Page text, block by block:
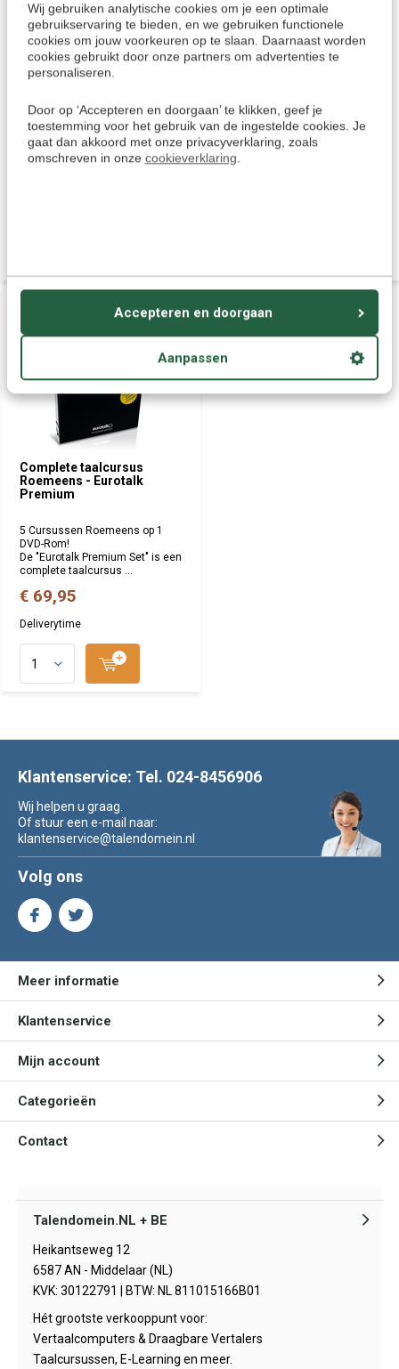
Wij gebruiken analytische cookies om je een optimale
gebruikservaring te bieden, en we gebruiken functionele
cookies om jouw voorkeuren op te slaan. Daarnaast worden
cookies gebruikt door onze partners om advertenties te
personaliseren.
Door op ‘Accepteren en doorgaan’ te klikken, geef je
toestemming voor het gebruik van de ingestelde cookies. Je
gaat dan akkoord met onze privacyverklaring, zoals
omschreven in onze cookieverklaring
Accepteren en doorgaan
Aanpassen
Roemeens leren - Online
complete taalcursus | Leer
de Roemeense taal
Eenvoudig Roemeens leren op je
PC, Iphone, iPad, Tablet en
Smartphone. Effectief, leuk en...
Instant Roemeens voor
Snel Roemeens leren met 2
populaire taalcursussen op 1
handige USB stick! Deze cursus
Roe...
Complete taalcursus
Roemeens - Eurotalk
Premium
COMPLEET
5 Cursussen Roemeens op 1
DVD-Rom!
De "Eurotalk Premium Set" is een
complete taalcursus ...
€ 69,95
Deliverytime
Klantenservice: Tel. 024-8456906
Wij helpen u graag.
Of stuur een e-mail naar:
klantenservice@talendomein.nl
Volg ons
Meer informatie
Klantenservice
Mijn account
Categorieën
Contact
Talendomein.NL + BE
Heikantseweg 12
6587 AN - Middelaar (NL)
KVK: 30122791 | BTW: NL 811015166B01
Hét grootste verkooppunt voor:
Vertaalcomputers & Draagbare Vertalers
Taalcursussen, E-Learning en meer.